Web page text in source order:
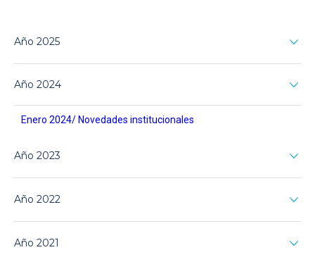
Año 2025
Año 2024
Enero 2024/ Novedades institucionales
Año 2023
Año 2022
Año 2021